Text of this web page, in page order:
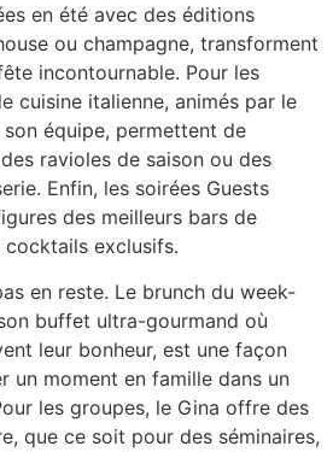
en été avec des éditions
ou champagne, transforment
incontournable. Pour les
cuisine italienne, animés par le
équipe, permettent de
ravioles de saison ou des
Enfin, les soirées Guests
des meilleurs bars de
cocktails exclusifs.
en reste. Le brunch du week-
buffet ultra-gourmand où
leur bonheur, est une façon
un moment en famille dans un
les groupes, le Gina offre des
que ce soit pour des séminaires,